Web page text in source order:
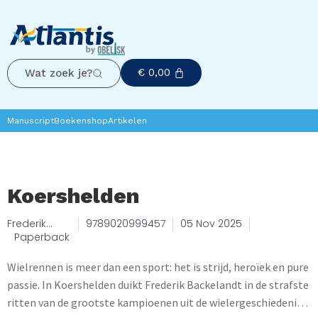
Wat zoek je? € 0,00
ManuscriptBoekenshopArtikelen
Koershelden
Frederik
Backelandt
9789020999457
05 Nov 2025
Paperback
Wielrennen is meer dan een sport: het is strijd, heroïek en pure
passie. In Koershelden duikt Frederik Backelandt in de strafste
ritten van de grootste kampioenen uit de wielergeschiedenis.